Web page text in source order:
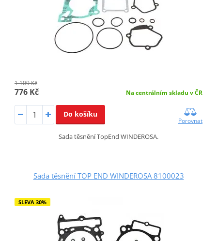
1 109 Kč
776 Kč Na centrálním skladu v ČR
Do košíku
Porovnat
Sada těsnění TopEnd WINDEROSA.
Sada těsnění TOP END WINDEROSA 8100023
SLEVA 30%